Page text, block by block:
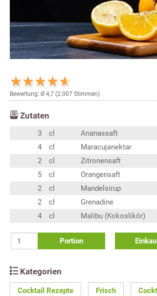
Bewertung: Ø 4,7 (2.007 Stimmen)
Zutaten
3 cl
Ananassaft
4
cl
Maracujanektar
2
cl
Zitronensaft
5
cl
Orangensaft
2
cl
Mandelsirup
2
cl
Grenadine
4
cl Malibu (Kokoslikör)
Portion
Kategorien
Cocktail Rezepte Frisch